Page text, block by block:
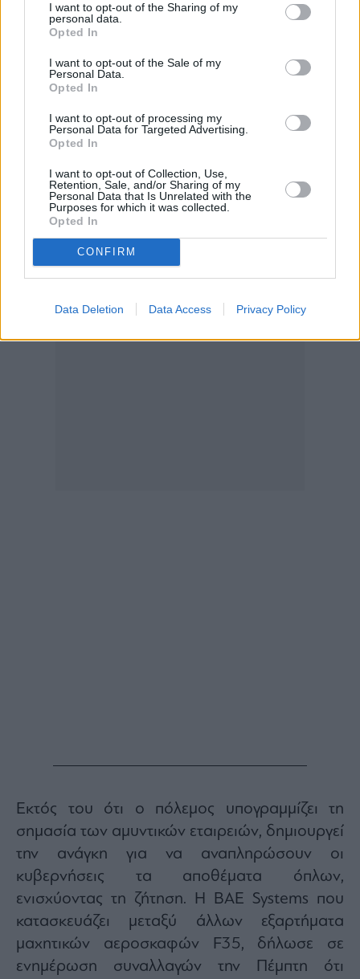
I want to opt-out of the Sharing of my
personal data.
Opted In
I want to opt-out of the Sale of my
Personal Data.
Opted In
I want to opt-out of processing my
Personal Data for Targeted Advertising.
Opted In
I want to opt-out of Collection, Use,
Retention, Sale, and/or Sharing of my
Personal Data that Is Unrelated with the
Purposes for which it was collected.
Opted In
CONFIRM
Data Deletion Data Access Privacy Policy
Ένας από τους πιο άμεσους ωφελούμενους σε
τομέας, σύμφωνα με την Έμιλι Σάβιτς,
ανώτερη αναλύτρια στην RSM UK. «Η
σύγκρουση έχει ενισχύσει τα κενά στην
ικανότητα αεράμυνας, επιταχύνοντας τις
συστήματα αντιμετώπισης μη επανδρωμένων
αεροσκαφών και σε στρατιωτικό υλικό σε όλη
την Ευρώπη και τις ΗΠΑ», δήλωσε στο BBC.
Εκτός του ότι ο πόλεμος υπογραμμίζει τη
σημασία των αμυντικών εταιρειών, δημιουργεί
την ανάγκη για να αναπληρώσουν οι
κυβερνήσεις τα αποθέματα όπλων,
ενισχύοντας τη ζήτηση. Η BAE Systems που
κατασκευάζει μεταξύ άλλων εξαρτήματα
μαχητικών αεροσκαφών F35, δήλωσε σε
ενημέρωση συναλλαγών την Πέμπτη ότι